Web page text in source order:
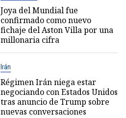
Joya del Mundial fue
confirmado como nuevo
fichaje del Aston Villa por una
millonaria cifra
Irán
Régimen Irán niega estar
negociando con Estados Unidos
tras anuncio de Trump sobre
nuevas conversaciones